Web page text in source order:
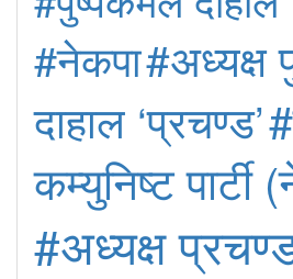
#नेकपा#अध्यक्ष
दाहाल ‘प्रचण्ड’
कम्युनिष्ट पार्टी
#अध्यक्ष